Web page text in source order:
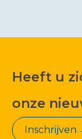
Heeft u
onze
Inschrijven